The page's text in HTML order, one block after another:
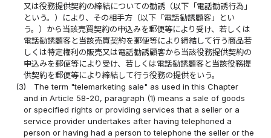
又は役務提供契約の締結についての勧誘（以下「電話勧誘行為」
という。）により、その相手方（以下「電話勧誘顧客」とい
う。）から当該売買契約の申込みを郵便等により受け、若しくは
電話勧誘顧客と当該売買契約を郵便等により締結して行う商品若
しくは特定権利の販売又は電話勧誘顧客から当該役務提供契約の
申込みを郵便等により受け、若しくは電話勧誘顧客と当該役務提
供契約を郵便等により締結して行う役務の提供をいう。
(3)
The term "telemarketing sale" as used in this Chapter
and in Article 58-20, paragraph (1) means a sale of goods
or specified rights or providing services that a seller or a
service provider undertakes after having telephoned a
person or having had a person to telephone the seller or the